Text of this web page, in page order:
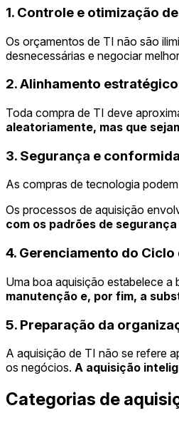
1. Controle e otimização
Os orçamentos de TI não são
desnecessárias e negociar
2. Alinhamento estratégico
Toda compra de TI deve
aleatoriamente, mas que
3. Segurança e
As compras de tecnologia
Os processos de aquisição
com os padrões de
4. Gerenciamento do
Uma boa aquisição estabelece
manutenção e, por fim, a
5. Preparação da
A aquisição de TI não se refere
os negócios. A aquisição
Categorias de